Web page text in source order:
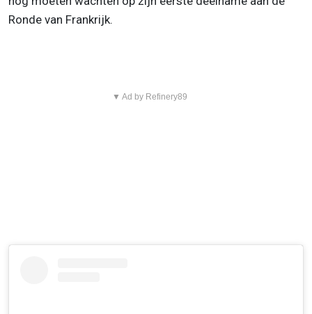
Ronde van Frankrijk.
▼ Ad by Refinery89